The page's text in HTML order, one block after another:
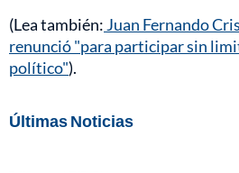
(Lea también: Juan Fernando
renunció "para participar sin
político").
Últimas Noticias